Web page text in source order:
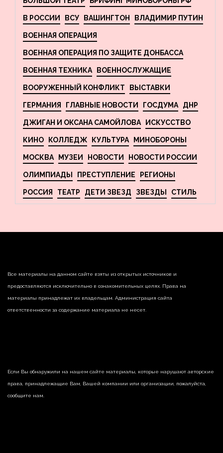
В РОССИИ ВСУ ВАШИНГТОН ВЛАДИМИР ПУТИН
ВОЕННАЯ ОПЕРАЦИЯ
ВОЕННАЯ ОПЕРАЦИЯ ПО ЗАЩИТЕ ДОНБАССА
ВОЕННАЯ ТЕХНИКА ВОЕННОСЛУЖАЩИЕ
ВООРУЖЕННЫЙ КОНФЛИКТ ВЫСТАВКИ
ГЕРМАНИЯ ГЛАВНЫЕ НОВОСТИ ГОСДУМА ДНР
ДЖИГАН И ОКСАНА САМОЙЛОВА ИСКУССТВО
КИНО КОЛЛЕДЖ КУЛЬТУРА МИНОБОРОНЫ
МОСКВА МУЗЕИ НОВОСТИ НОВОСТИ РОССИИ
ОЛИМПИАДЫ ПРЕСТУПЛЕНИЕ РЕГИОНЫ
РОССИЯ ТЕАТР ДЕТИ ЗВЕЗД ЗВЕЗДЫ СТИЛЬ
Все материалы на данном сайте взяты из открытых источников и
предоставляются исключительно в ознакомительных целях. Права на
материалы принадлежат их владельцам. Администрация сайта
ответственности за содержание материала не несет.
Если Вы обнаружили на нашем сайте материалы, которые нарушают авторские
права, принадлежащие Вам, Вашей компании или организации, пожалуйста,
сообщите нам.